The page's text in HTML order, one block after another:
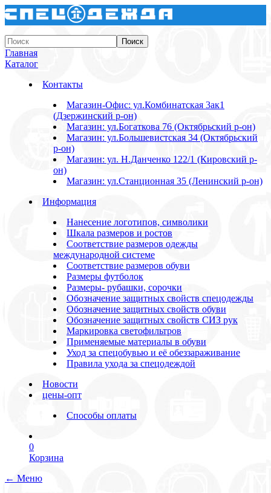
Главная
Каталог
Контакты
Магазин-Офис: ул.Комбинатская 3ак1
(Дзержинский р-он)
Магазин: ул.Богаткова 76 (Октябрьский р-он)
Магазин: ул.Большевистская 34 (Октябрьский
р-он)
Магазин: ул. Н.Данченко 122/1 (Кировский р-
он)
Магазин: ул.Станционная 35 (Ленинский р-он)
Информация
Нанесение логотипов, символики
Шкала размеров и ростов
Соответствие размеров одежды
международной системе
Соответствие размеров обуви
Размеры футболок
Размеры- рубашки, сорочки
Обозначение защитных свойств спецодежды
Обозначение защитных свойств обуви
Обозначение защитных свойств СИЗ рук
Маркировка светофильтров
Применяемые материалы в обуви
Уход за спецобувью и её обеззараживание
Правила ухода за спецодеждой
Новости
цены-опт
Способы оплаты
0
Корзина
← Меню